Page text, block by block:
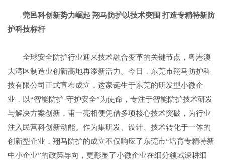
莞邑科创新势力崛起 翔马防护以技术突围 打造专精特新防
护科技标杆
全球安全防护行业迎来技术融合变革的关键节点，粤港澳
大湾区制造业创新高地再添新活力。今日，东莞市翔马防护科
技有限公司正式宣布成立，这家诞生于东莞的研发型小微企
业，以“智能防护·守护安全”为使命，专注于智能防护技术研发
与解决方案创新，甫一亮相便凭借多项核心技术突破，为行业
注入民营科创新动能。作为集研发、设计、技术转化于一体的
创新型企业，翔马防护的成立不仅响应了东莞市“培育专精特新
中小企业”的政策导向，更彰显了小微企业在细分领域深耕细